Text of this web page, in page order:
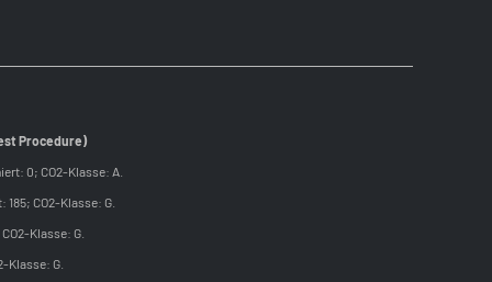
Procedure)
0; CO2-Klasse: A.
CO2-Klasse: G.
Klasse: G.
Klasse: G.